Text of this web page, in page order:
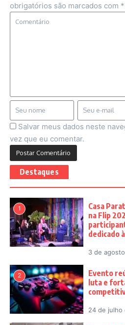
obrigatórios são marcados com *
Salvar meus dados neste
vez que eu comentar.
Destaques
1
Casa
na Flip
dedicado
3 de
2
Evento
luta e
24 de julho